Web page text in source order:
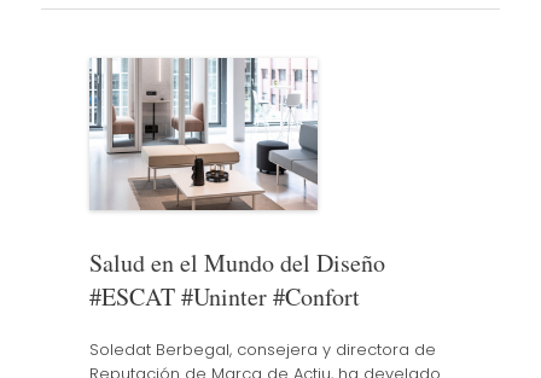
Salud en el Mundo del Diseño
#ESCAT #Uninter #Confort
Soledat Berbegal, consejera y directora de
Reputación de Marca de Actiu, ha develado